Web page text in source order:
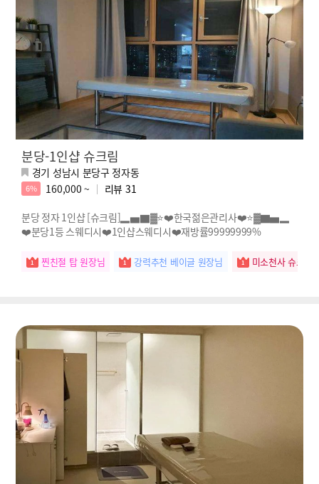
분당-1인샵 슈크림
경기 성남시 분당구 정자동
6% 160,000 ~ 리뷰 31
분당 정자 1인샵 [슈크림]▂▅▇▓⭐️❤️한국젊은관리사❤️⭐️▓▇▅▂
❤️분당1등 스웨디시❤️1인샵스웨디시❤️재방률99999999%
찐친절 탑 원장님 강력추천 베이글 원장님 미소천사 슈크림